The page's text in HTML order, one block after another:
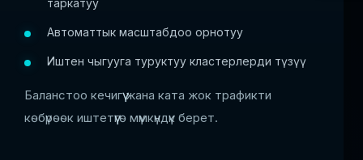
Автоматтык масштабдоо орнотуу
Иштен чыгууга туруктуу кластерлерди түзүү
Баланстоо кечигүү жана ката жок трафикти
көбүрөөк иштетүүгө мүмкүндүк берет.